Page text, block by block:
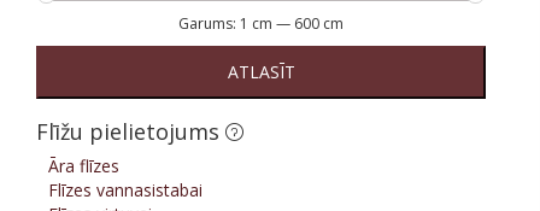
Garums: 1 cm — 600 cm
ATLASĪT
Flīžu pielietojums
Āra flīzes
Flīzes vannasistabai